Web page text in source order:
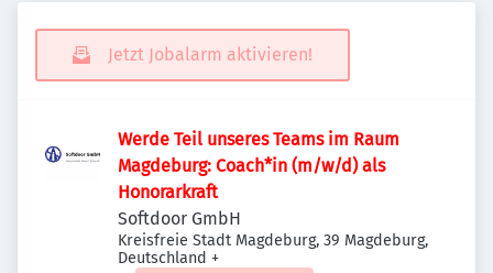
Jetzt Jobalarm aktivieren!
Werde Teil unseres Teams im Raum
Magdeburg: Coach*in (m/w/d) als
Honorarkraft
Softdoor GmbH
Kreisfreie Stadt Magdeburg, 39 Magdeburg,
Deutschland +